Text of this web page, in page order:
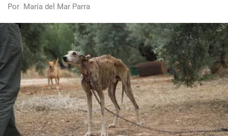
Por María del Mar Parra